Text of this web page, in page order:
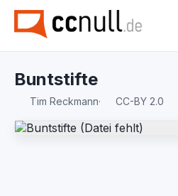
Buntstifte
Tim Reckmann· CC-BY 2.0